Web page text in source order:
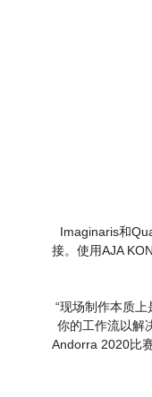
Imaginaris和
接。使用AJA
“现场制作本质
你的工作流以解
Andorra 2020比